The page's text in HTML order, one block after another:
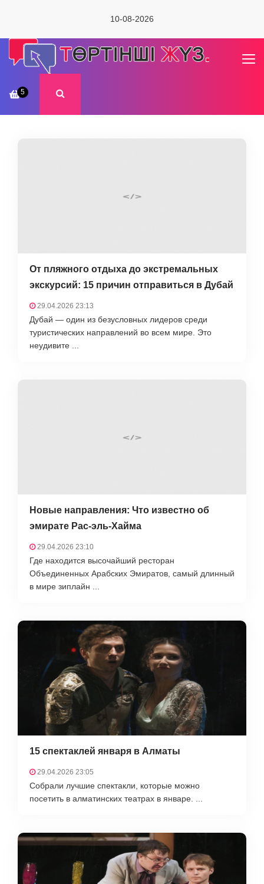
10-08-2026
5
От пляжного отдыха до экстремальных
экскурсий: 15 причин отправиться в Дубай
29.04.2026 23:13
Дубай — один из безусловных лидеров среди
туристических направлений во всем мире. Это
неудивите ...
Новые направления: Что известно об
эмирате Рас-эль-Хайма
29.04.2026 23:10
Где находится высочайший ресторан
Объединенных Арабских Эмиратов, самый длинный
в мире зиплайн ...
15 спектаклей января в Алматы
29.04.2026 23:05
Собрали лучшие спектакли, которые можно
посетить в алматинских театрах в январе. ...